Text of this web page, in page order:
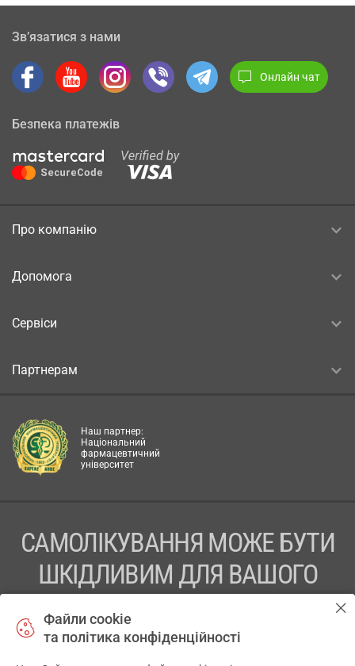
Зв’язатися з нами
Онлайн чат
Безпека платежів
Про компанію
Допомога
Сервіси
Партнерам
Наш партнер:
Національний
фармацевтичний
університет
САМОЛІКУВАННЯ МОЖЕ БУТИ
ШКІДЛИВИМ ДЛЯ ВАШОГО
ПЕРЕД ЗАСТОСУВАННЯМ ПРЕПАРАТУ ПРОКОНСУЛЬТУЙТЕСЬ
Файли cookie
та політика конфіденційності